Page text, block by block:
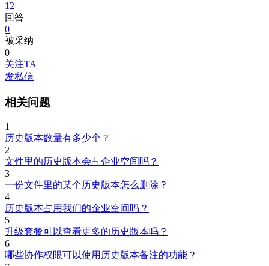
12
回答
0
被采纳
0
关注TA
发私信
相关问题
1
历史版本数量有多少个？
2
文件里的历史版本会占企业空间吗？
3
一份文件里的某个历史版本怎么删除？
4
历史版本占用我们的企业空间吗？
5
升级套餐可以查看更多的历史版本吗？
6
哪些协作权限可以使用历史版本备注的功能？